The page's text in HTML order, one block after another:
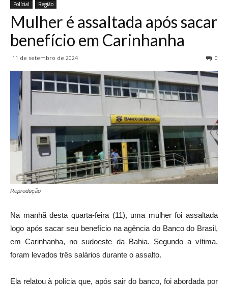
Polícial Região
Mulher é assaltada após sacar
benefício em Carinhanha
11 de setembro de 2024 0
Reprodução
Na manhã desta quarta-feira (11), uma mulher foi assaltada
logo após sacar seu benefício na agência do Banco do Brasil,
em Carinhanha, no sudoeste da Bahia. Segundo a vítima,
foram levados três salários durante o assalto.
Ela relatou à polícia que, após sair do banco, foi abordada por